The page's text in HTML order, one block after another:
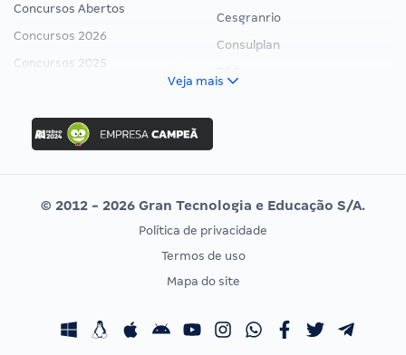
Concursos Abertos
Concursos 2026
Concursos 2025
Concurso Ibama
Concurso MPU
Editais publicados
Cesgranrio
Consulplan
Vunesp
CONCURSOS POR PROFISSÃO
Concursos Fiscais
EXAME DE ORDEM
Calendário OAB
Veja mais
© 2012 - 2026 Gran Tecnologia e Educação S/A.
Política de privacidade
Termos de uso
Mapa do site